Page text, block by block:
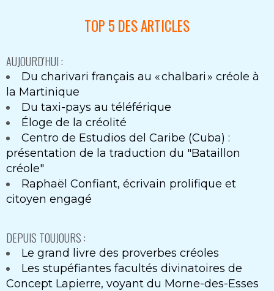
TOP 5 DES ARTICLES
AUJOURD'HUI :
Du charivari français au « chalbari » créole à
la Martinique
Du taxi-pays au téléférique
Éloge de la créolité
Centro de Estudios del Caribe (Cuba) :
présentation de la traduction du "Bataillon
créole"
Raphaël Confiant, écrivain prolifique et
citoyen engagé
DEPUIS TOUJOURS :
Le grand livre des proverbes créoles
Les stupéfiantes facultés divinatoires de
Concept Lapierre, voyant du Morne-des-Esses